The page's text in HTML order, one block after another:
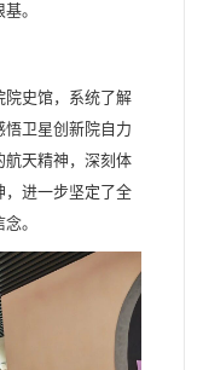
。
院史馆，系统了解
悟卫星创新院自力
航天精神，深刻体
，进一步坚定了全
。